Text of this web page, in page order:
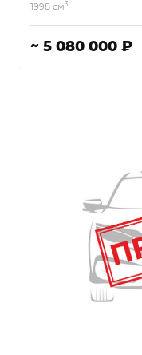
1998 см3
~ 5 080 000 ₽